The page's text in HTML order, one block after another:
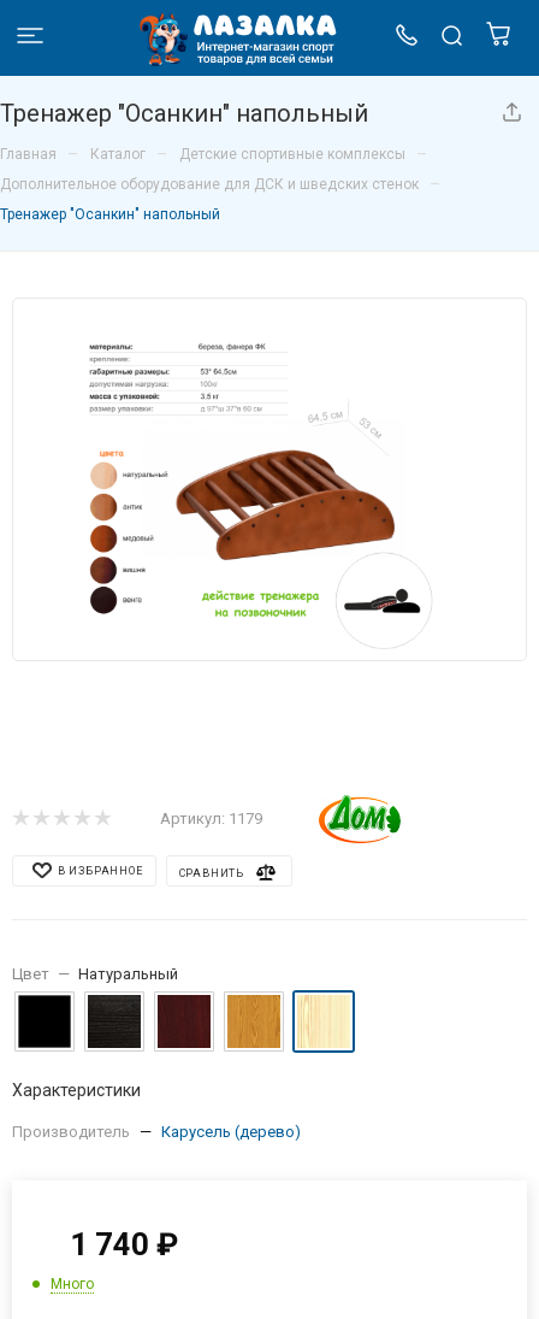
Тренажер "Осанкин" напольный
Главная – Каталог – Детские спортивные комплексы –
Дополнительное оборудование для ДСК и шведских стенок –
Тренажер "Осанкин" напольный
Артикул: 1179
В ИЗБРАННОЕ СРАВНИТЬ
Цвет — Натуральный
Характеристики
Производитель — Карусель (дерево)
1 740 ₽
Много